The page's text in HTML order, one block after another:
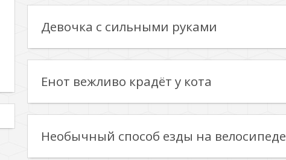
Девочка с сильными руками
Енот вежливо крадёт у кота
Необычный способ езды на велосипеде